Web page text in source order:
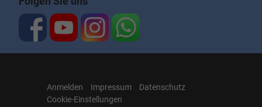
Anmelden Impressum
Datenschutz
Cookie-Einstellungen